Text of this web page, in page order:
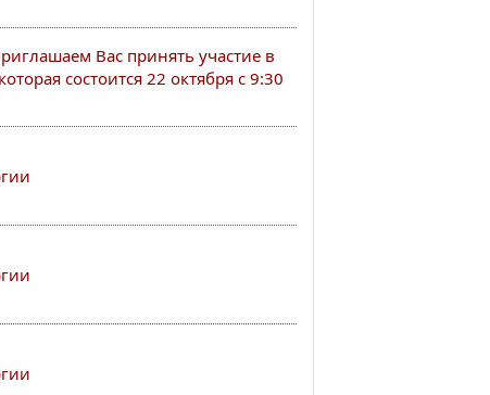
Вас принять участие в
состоится 22 октября с 9:30